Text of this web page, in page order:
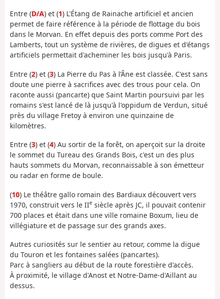
Entre (D/A) et (1) L'Étang de Rainache artificiel et ancien
permet de faire référence à la période de flottage du bois
dans le Morvan. En effet depuis des ports comme Port des
Lamberts, tout un système de rivières, de digues et d'étangs
artificiels permettait d'acheminer les bois jusqu'à Paris.
Entre (2) et (3) La Pierre du Pas à l’Âne est classée. C'est sans
doute une pierre à sacrifices avec des trous pour cela. On
raconte aussi (pancarte) que Saint Martin poursuivi par les
romains s'est lancé de là jusqu'à l'oppidum de Verdun, situé
près du village Fretoy à environ une quinzaine de
kilomètres.
Entre (3) et (4) Au sortir de la forêt, on aperçoit sur la droite
le sommet du Tureau des Grands Bois, c'est un des plus
hauts sommets du Morvan, reconnaissable à son émetteur
ou radar en forme de boule.
(10) Le théâtre gallo romain des Bardiaux découvert vers
1970, construit vers le IIe siècle après JC, il pouvait contenir
700 places et était dans une ville romaine Boxum, lieu de
villégiature et de passage sur des grands axes.
Autres curiosités sur le sentier au retour, comme la digue
du Touron et les fontaines salées (pancartes).
Parc à sangliers au début de la route forestière d'accès.
À proximité, le village d'Anost et Notre-Dame-d'Aillant au
dessus.